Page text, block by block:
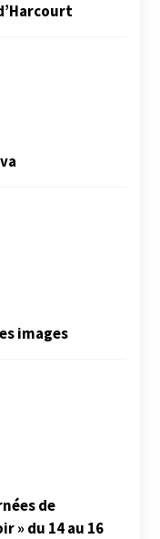
images
de
» du 14 au 16